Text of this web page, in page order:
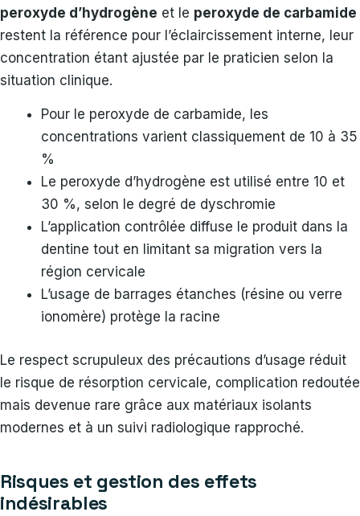
peroxyde d’hydrogène et le peroxyde de carbamide
restent la référence pour l’éclaircissement interne, leur
concentration étant ajustée par le praticien selon la
situation clinique.
Pour le peroxyde de carbamide, les
concentrations varient classiquement de 10 à 35
%
Le peroxyde d’hydrogène est utilisé entre 10 et
30 %, selon le degré de dyschromie
L’application contrôlée diffuse le produit dans la
dentine tout en limitant sa migration vers la
région cervicale
L’usage de barrages étanches (résine ou verre
ionomère) protège la racine
Le respect scrupuleux des précautions d’usage réduit
le risque de résorption cervicale, complication redoutée
mais devenue rare grâce aux matériaux isolants
modernes et à un suivi radiologique rapproché.
Risques et gestion des effets
indésirables